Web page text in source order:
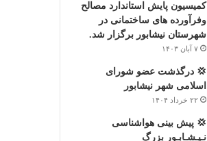
کميسیون پایش استاندارد مصالح
وفرآورده های ساختمانی در
شهرستان نیشابور برگزار شد.
۷ آبان ۱۴۰۳
💢 درگذشت عضو شورای
اسلامی شهر نیشابور
۲۲ خرداد ۱۴۰۴
💢 پیش بینی هواشناسی
نـیـشـابـور بزرگ